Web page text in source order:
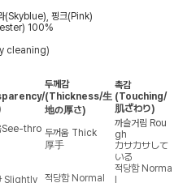
(Skyblue), 핑크(Pink)
100%
cleaning)
두께감
(Thickness/生
地の厚さ)
촉감
(Touching/
肌ざわり)
See-thro 두꺼움 Thick
厚手
까슬거림 Rou
gh
カサカサして
いる
Slightly 적당함 Normal
적당함 Norma
l